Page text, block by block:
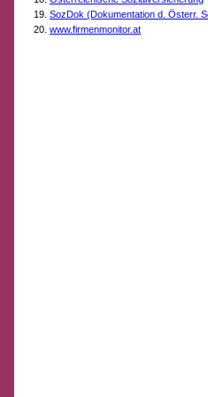
SozDok (Dokumentation d. Österr.
www.firmenmonitor.at